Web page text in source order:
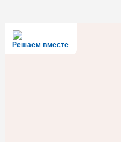
Решаем вместе